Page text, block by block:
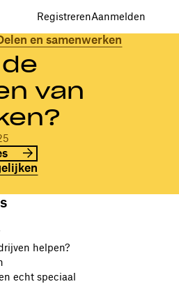
RegistrerenAanmelden
en samenwerken
van
helpen?
echt speciaal